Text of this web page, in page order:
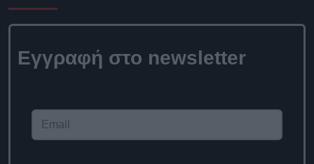
Εγγραφή στο newsletter